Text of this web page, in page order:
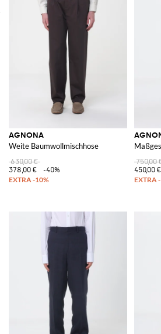
AGNONA
Weite Baumwollmischhose
630,00 €
378,00 €
-40%
750,00
450,00 €